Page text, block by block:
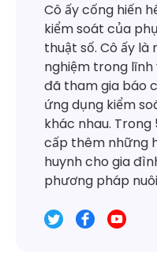
Cô ấy cống hiến
kiểm soát của
thuật số. Cô ấy là
nghiệm trong
đã tham gia báo
ứng dụng kiểm
khác nhau.
cấp thêm những
huynh cho gia
phương pháp